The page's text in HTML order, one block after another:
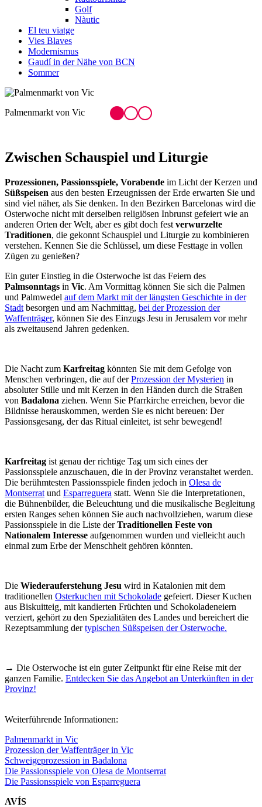
Golf
Nàutic
El teu viatge
Vies Blaves
Modernismus
Gaudí in der Nähe von BCN
Sommer
Palmenmarkt von Vic
Zwischen Schauspiel und Liturgie
Prozessionen, Passionsspiele, Vorabende im Licht der Kerzen und
Süßspeisen aus den besten Erzeugnissen der Erde erwarten Sie und
sind viel näher, als Sie denken. In den Bezirken Barcelonas wird die
Osterwoche nicht mit derselben religiösen Inbrunst gefeiert wie an
anderen Orten der Welt, aber es gibt doch fest verwurzelte
Traditionen, die gekonnt Schauspiel und Liturgie zu kombinieren
verstehen. Kennen Sie die Schlüssel, um diese Festtage in vollen
Zügen zu genießen?
Ein guter Einstieg in die Osterwoche ist das Feiern des
Palmsonntags in Vic. Am Vormittag können Sie sich die Palmen
und Palmwedel auf dem Markt mit der längsten Geschichte in der
Stadt besorgen und am Nachmittag, bei der Prozession der
Waffenträger, können Sie des Einzugs Jesu in Jerusalem vor mehr
als zweitausend Jahren gedenken.
Die Nacht zum Karfreitag könnten Sie mit dem Gefolge von
Menschen verbringen, die auf derProzession der Mysterien in
absoluter Stille und mit Kerzen in den Händen durch die Straßen
von Badalona ziehen. Wenn Sie Pfarrkirche erreichen, bevor die
Bildnisse herauskommen, werden Sie es nicht bereuen: Der
Passionsgesang, der das Ritual einleitet, ist sehr bewegend!
Karfreitag ist genau der richtige Tag um sich eines der
Passionsspiele anzuschauen, die in der Provinz veranstaltet werden.
Die berühmtesten Passionsspiele finden jedoch in Olesa de
Montserrat und Esparreguera statt. Wenn Sie die Interpretationen,
die Bühnenbilder, die Beleuchtung und die musikalische Begleitung
ersten Ranges sehen können Sie auch nachvollziehen, warum diese
Passionsspiele in die Liste derTraditionellen Feste von
Nationalem Interesse aufgenommen wurden und vielleicht auch
einmal zum Erbe der Menschheit gehören könnten.
Die Wiederauferstehung Jesu wird in Katalonien mit dem
traditionellen Osterkuchen mit Schokolade gefeiert. Dieser Kuchen
aus Biskuitteig, mit kandierten Früchten und Schokoladeneiern
verziert, gehört zu den Spezialitäten des Landes und bereichert die
Rezeptsammlung dertypischen Süßspeisen der Osterwoche.
→ Die Osterwoche ist ein guter Zeitpunkt für eine Reise mit der
ganzen Familie. Entdecken Sie das Angebot an Unterkünften in der
Provinz!
Weiterführende Informationen:
Palmenmarkt in Vic
Prozession der Waffenträger in Vic
Schweigeprozession in Badalona
Die Passionsspiele von Olesa de Montserrat
Die Passionsspiele von Esparreguera
AVÍS